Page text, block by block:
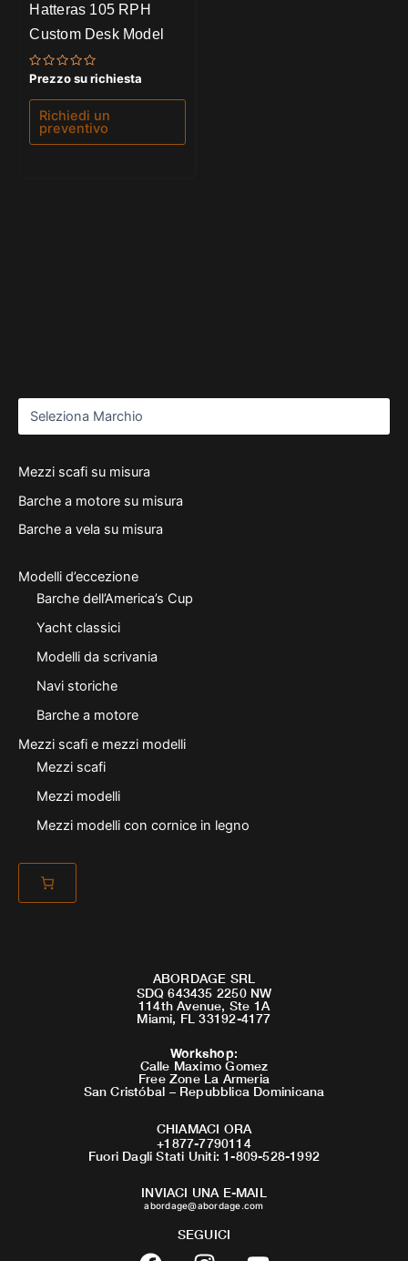
Mezzi scafi su misura
Barche a motore su misura
Barche a vela su misura
Modelli d’eccezione
Barche dell’America’s Cup
Yacht classici
Modelli da scrivania
Navi storiche
Barche a motore
Mezzi scafi e mezzi modelli
Mezzi scafi
Mezzi modelli
Mezzi modelli con cornice in legno
Hatteras 105 RPH
Custom Desk Model
Valutato
su
Prezzo su richiesta
Richiedi un
preventivo
ABORDAGE SRL
SDQ 643435 2250 NW
114th Avenue, Ste 1A
Miami, FL 33192-4177
Workshop:
Calle Maximo Gomez
Free Zone La Armeria
San Cristóbal – Repubblica Dominicana
CHIAMACI ORA
+1877-7790114
Fuori Dagli Stati Uniti: 1-809-528-1992
INVIACI UNA E-MAIL
abordage@abordage.com
SEGUICI
F
I
Y